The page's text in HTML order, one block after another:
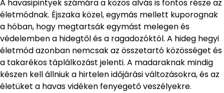
A havasipintyek számára a közös alvás is fontos része az
életmódnak. Éjszaka közel, egymás mellett kuporognak
a hóban, hogy megtartsák egymást melegen és
védelemben a hidegtől és a ragadozóktól. A hideg hegyi
életmód azonban nemcsak az összetartó közösséget és
a takarékos táplálkozást jelenti. A madaraknak mindig
készen kell állniuk a hirtelen időjárási változásokra, és az
életüket a havas vidéken fenyegető veszélyekre.